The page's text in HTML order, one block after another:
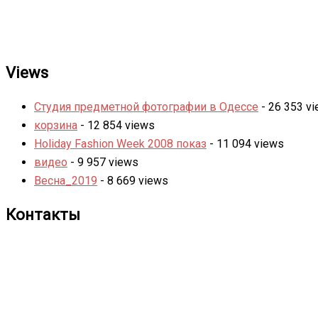
Views
Студия предметной фотографии в Одессе - 26 353
корзина - 12 854 views
Holiday Fashion Week 2008 показ - 11 094 views
видео - 9 957 views
Весна_2019 - 8 669 views
Контакты